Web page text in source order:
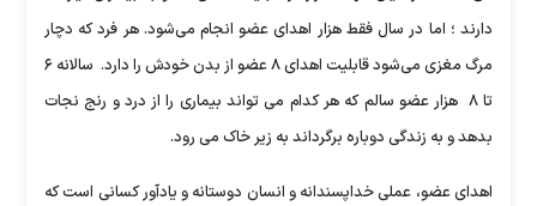
دارند ؛ اما در سال فقط هزار اهدای عضو انجام می‌شود. هر فرد که دچار
مرگ مغزی می‌شود قابلیت اهدای ۸ عضو از بدن خودش را دارد. سالانه ۶
تا ۸ هزار عضو سالم که هر کدام می تواند بیماری را از درد و رنج نجات
بدهد و به زندگی دوباره برگرداند به زیر خاک می رود.
اهدای عضو، عملی خداپسندانه و انسان دوستانه و یادآور کسانی است که